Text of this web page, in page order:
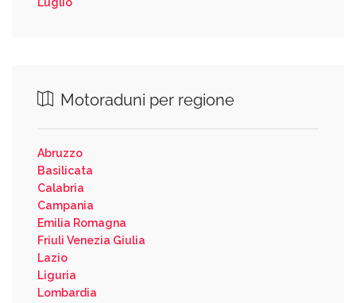
Luglio
Motoraduni per regione
Abruzzo
Basilicata
Calabria
Campania
Emilia Romagna
Friuli Venezia Giulia
Lazio
Liguria
Lombardia